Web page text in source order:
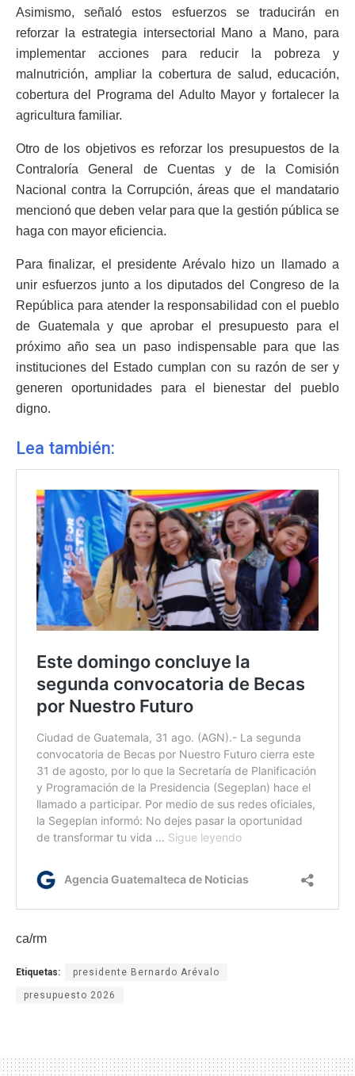
Asimismo, señaló estos esfuerzos se traducirán en
reforzar la estrategia intersectorial Mano a Mano, para
implementar acciones para reducir la pobreza y
malnutrición, ampliar la cobertura de salud, educación,
cobertura del Programa del Adulto Mayor y fortalecer la
agricultura familiar.
Otro de los objetivos es reforzar los presupuestos de la
Contraloría General de Cuentas y de la Comisión
Nacional contra la Corrupción, áreas que el mandatario
mencionó que deben velar para que la gestión pública se
haga con mayor eficiencia.
Para finalizar, el presidente Arévalo hizo un llamado a
unir esfuerzos junto a los diputados del Congreso de la
República para atender la responsabilidad con el pueblo
de Guatemala y que aprobar el presupuesto para el
próximo año sea un paso indispensable para que las
instituciones del Estado cumplan con su razón de ser y
generen oportunidades para el bienestar del pueblo
digno.
Lea también:
ca/rm
Etiquetas: presidente Bernardo Arévalo
presupuesto 2026